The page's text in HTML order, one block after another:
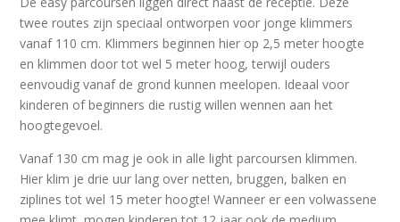
twee routes zijn speciaal ontworpen voor jonge klimmers
vanaf 110 cm. Klimmers beginnen hier op 2,5 meter hoogte
en klimmen door tot wel 5 meter hoog, terwijl ouders
eenvoudig vanaf de grond kunnen meelopen. Ideaal voor
kinderen of beginners die rustig willen wennen aan het
hoogtegevoel.
Vanaf 130 cm mag je ook in alle light parcoursen klimmen.
Hier klim je drie uur lang over netten, bruggen, balken en
ziplines tot wel 15 meter hoogte! Wanneer er een volwassene